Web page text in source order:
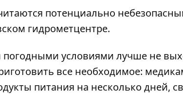
потенциально
гидрометцентре.
условиями лучше не
все необходимое:
питания на несколько дней,